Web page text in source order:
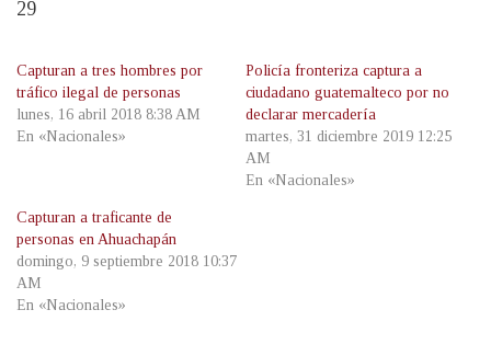
29
Capturan a tres hombres por
tráfico ilegal de personas
lunes, 16 abril 2018 8:38 AM
En «Nacionales»
Policía fronteriza captura a
ciudadano guatemalteco por no
declarar mercadería
martes, 31 diciembre 2019 12:25
AM
En «Nacionales»
Capturan a traficante de
personas en Ahuachapán
domingo, 9 septiembre 2018 10:37
AM
En «Nacionales»